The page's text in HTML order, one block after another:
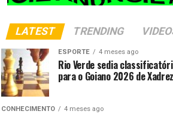
LATEST TRENDING
ESPORTE 4 meses ago
Rio Verde sedia
para o Goiano 2026 de Xadrez
CONHECIMENTO 4 meses ago